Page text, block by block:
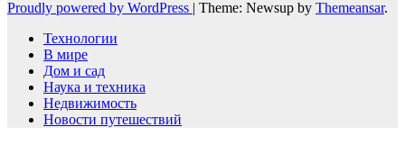
Proudly powered by WordPress | Theme: Newsup by Themeansar.
Технологии
В мире
Дом и сад
Наука и техника
Недвижимость
Новости путешествий